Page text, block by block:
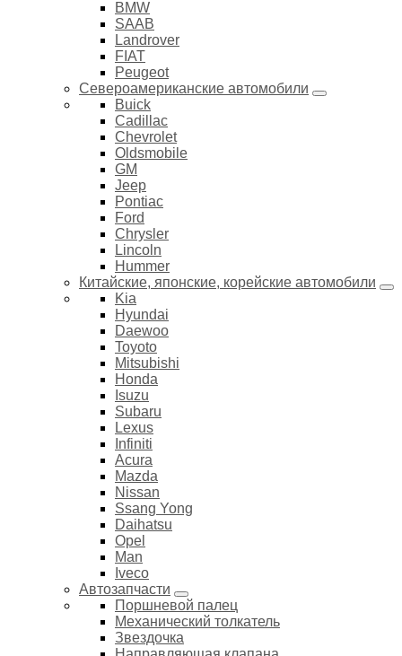
BMW
SAAB
Landrover
FIAT
Peugeot
Североамериканские автомобили
Buick
Cadillac
Chevrolet
Oldsmobile
GM
Jeep
Pontiac
Ford
Chrysler
Lincoln
Hummer
Китайские, японские, корейские автомобили
Kia
Hyundai
Daewoo
Toyoto
Mitsubishi
Honda
Isuzu
Subaru
Lexus
Infiniti
Acura
Mazda
Nissan
Ssang Yong
Daihatsu
Opel
Man
Iveco
Автозапчасти
Поршневой палец
Механический толкатель
Звездочка